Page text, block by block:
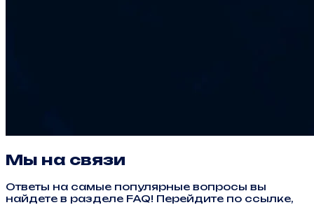
Мы на связи
Ответы на самые популярные вопросы вы
найдете в разделе FAQ! Перейдите по ссылке,